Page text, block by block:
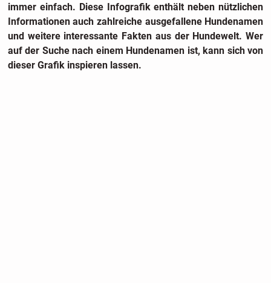
immer einfach. Diese Infografik enthält neben nützlichen
Informationen auch zahlreiche ausgefallene Hundenamen
und weitere interessante Fakten aus der Hundewelt. Wer
auf der Suche nach einem Hundenamen ist, kann sich von
dieser Grafik inspieren lassen.